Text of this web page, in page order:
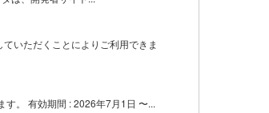
いただくことによりご利用できま
。 有効期間 : 2026年7月1日 〜...